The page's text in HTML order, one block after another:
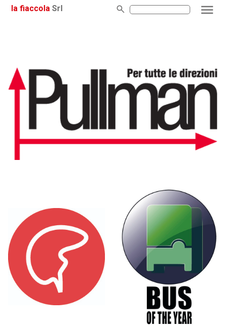
la fiaccola Srl